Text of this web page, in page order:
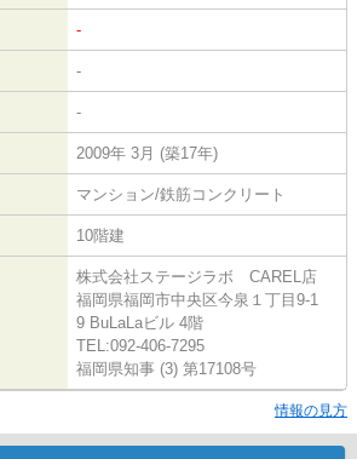
-
-
-
2009年 3月 (築17年)
マンション/鉄筋コンクリート
10階建
株式会社ステージラボ CAREL店
福岡県福岡市中央区今泉１丁目9-1
9 BuLaLaビル 4階
TEL:092-406-7295
福岡県知事 (3) 第17108号
情報の見方